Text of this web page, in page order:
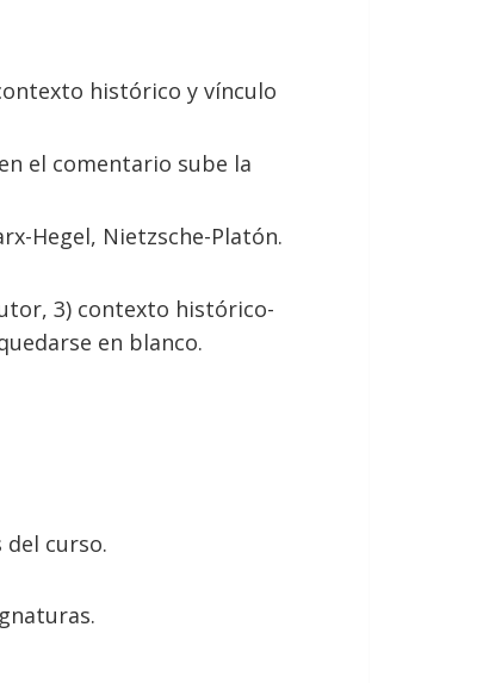
histórico y vínculo
el comentario sube la
Hegel, Nietzsche-Platón.
3) contexto histórico-
en blanco.
curso.